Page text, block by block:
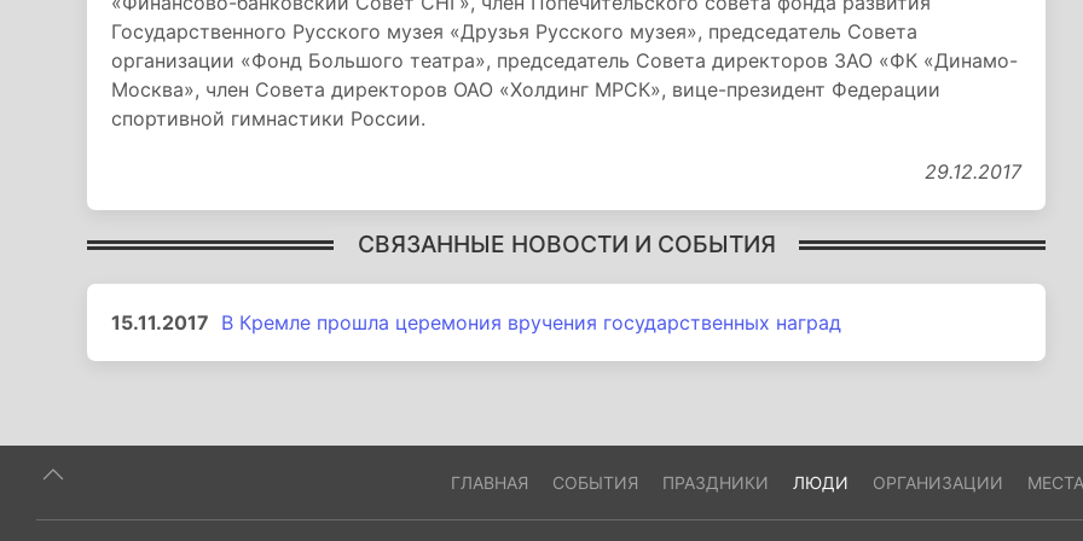
Государственного Русского музея «Друзья Русского музея», председатель Совета
организации «Фонд Большого театра», председатель Совета директоров ЗАО «ФК «Динамо-
Москва», член Совета директоров ОАО «Холдинг МРСК», вице-президент Федерации
спортивной гимнастики России.
29.12.2017
СВЯЗАННЫЕ НОВОСТИ И СОБЫТИЯ
15.11.2017 В Кремле прошла церемония вручения государственных наград
ГЛАВНАЯ СОБЫТИЯ ПРАЗДНИКИ ЛЮДИ ОРГАНИЗАЦИИ МЕСТА